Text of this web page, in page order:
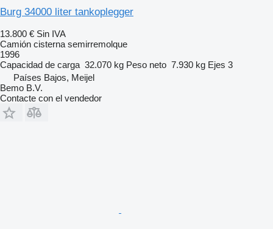
Burg 34000 liter tankoplegger
13.800 € Sin IVA
Camión cisterna semirremolque
1996
Capacidad de carga 32.070 kg Peso neto 7.930 kg Ejes 3
Países Bajos, Meijel
Bemo B.V.
Contacte con el vendedor